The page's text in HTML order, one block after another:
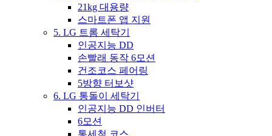
21kg 대용량
스마트폰 앱 지원
5. LG 트롬 세탁기
인공지능 DD
손빨래 동작 6모션
건조코스 페어링
5방향 터보샷
6. LG 통돌이 세탁기
인공지능 DD 인버터
6모션
통세척 코스